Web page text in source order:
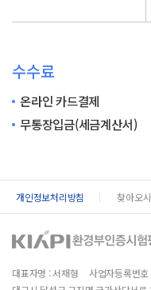
수수료
온라인 카드결제
무통장입금(세금계산서)
개인정보처리방침 찾아오
대표자명 : 서재형
사업자등록번